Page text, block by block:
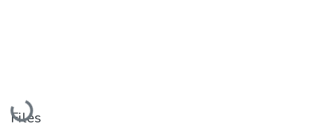
Loading...
Files